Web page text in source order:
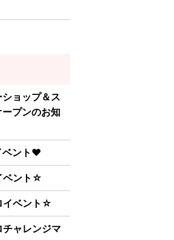
ショップ＆ス
プンのお知
ベント♥
ベント☆
イベント☆
ャレンジマ